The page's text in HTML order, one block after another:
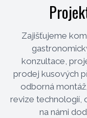
Zajišťujeme
konzultace,
prodej kusových
odborná
revize technologií,
na námi